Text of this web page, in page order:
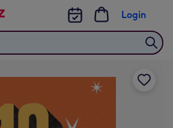
Login